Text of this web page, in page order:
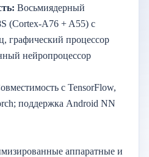
Восьмиядерный
(Cortex-A76 + A55) с
графический процессор
нейропроцессор
с TensorFlow,
поддержка Android NN
аппаратные и